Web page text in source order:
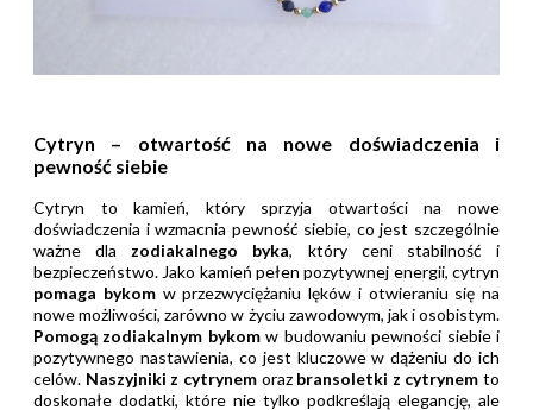
Cytryn – otwartość na nowe doświadczenia i
pewność siebie
Cytryn to kamień, który sprzyja otwartości na nowe
doświadczenia i wzmacnia pewność siebie, co jest szczególnie
ważne dla zodiakalnego byka, który ceni stabilność i
bezpieczeństwo. Jako kamień pełen pozytywnej energii, cytryn
pomaga bykomw przezwyciężaniu lęków i otwieraniu się na
nowe możliwości, zarówno w życiu zawodowym, jak i osobistym.
Pomogą zodiakalnym bykomw budowaniu pewności siebie i
pozytywnego nastawienia, co jest kluczowe w dążeniu do ich
celów. Naszyjniki z cytrynemoraz bransoletki z cytrynem to
doskonałe dodatki, które nie tylko podkreślają elegancję, ale